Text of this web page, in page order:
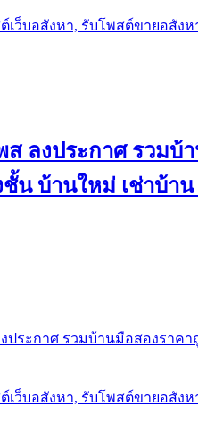
เว็บอสังหา, รับโพสต์ขายอสังห
ส ลงประกาศ รวม
น บ้านใหม่ เช่าบ้า
ประกาศ รวมบ้านมือสองราค
เว็บอสังหา, รับโพสต์ขายอสังห